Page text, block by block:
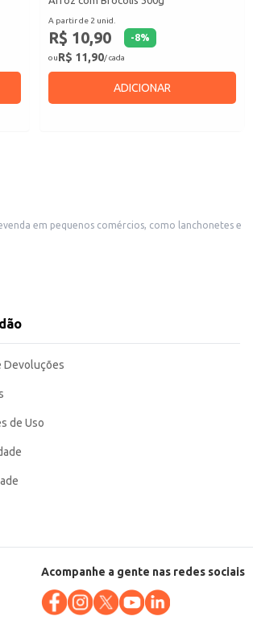
A partir de 2 unid.
R$ 10,90 -8%
ouR$ 11,90/ cada
ADICIONAR
em pequenos comércios, como lanchonetes e
Devoluções
de Uso
Acompanhe a gente nas redes sociais